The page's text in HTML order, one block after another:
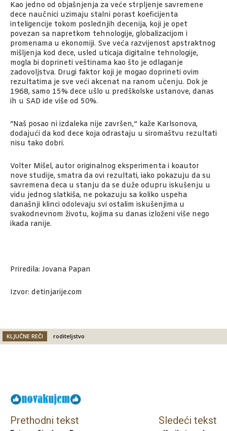
Kao jedno od objašnjenja za veće strpljenje savremene
dece naučnici uzimaju stalni porast koeficijenta
inteligencije tokom poslednjih decenija, koji je opet
povezan sa napretkom tehnologije, globalizacijom i
promenama u ekonomiji. Sve veća razvijenost apstraktnog
mišljenja kod dece, usled uticaja digitalne tehnologije,
mogla bi doprineti veštinama kao što je odlaganje
zadovoljstva. Drugi faktor koji je mogao doprineti ovim
rezultatima je sve veći akcenat na ranom učenju. Dok je
1968, samo 15% dece ušlo u predškolske ustanove, danas
ih u SAD ide više od 50%.
“Naš posao ni izdaleka nije završen,” kaže Karlsonova,
dodajući da kod dece koja odrastaju u siromaštvu rezultati
nisu tako dobri.
Volter Mišel, autor originalnog eksperimenta i koautor
nove studije, smatra da ovi rezultati, iako pokazuju da su
savremena deca u stanju da se duže odupru iskušenju u
vidu jednog slatkiša, ne pokazuju sa koliko uspeha
današnji klinci odolevaju svi ostalim iskušenjima u
svakodnevnom životu, kojima su danas izloženi više nego
ikada ranije.
Priredila: Jovana Papan
Izvor: detinjarije.com
KLJUČNE REČI roditeljstvo
Prethodni tekst Sledeći tekst